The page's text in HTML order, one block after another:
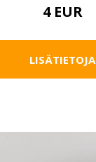
4 EUR
LISÄTIETOJA